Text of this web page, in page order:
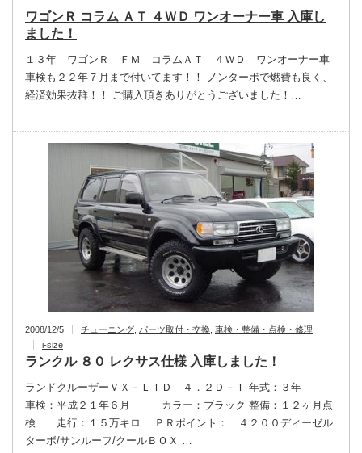
ワゴンＲ コラム ＡＴ ４ＷＤ ワンオーナー車 入庫し
ました！
１３年 ワゴンＲ ＦＭ コラムＡＴ ４ＷＤ ワンオーナー車
車検も２２年７月まで付いてます！！ ノンターボで燃費も良く、
経済効果抜群！！ ご購入頂きありがとうございました！…
2008/12/5 チューニング パーツ取付・交換 車検・整備・点検・修理
i-size
ランクル ８０ レクサス仕様 入庫しました！
ランドクルーザーＶＸ－ＬＴＤ ４．２Ｄ－Ｔ 年式：３年
車検：平成２１年６月 カラー：ブラック 整備：１２ヶ月点
検 走行：１５万キロ ＰＲポイント： ４２００ディーゼル
ターボ/サンルーフ/クールＢＯＸ …